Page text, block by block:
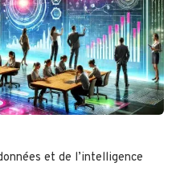
et de l’intelligence